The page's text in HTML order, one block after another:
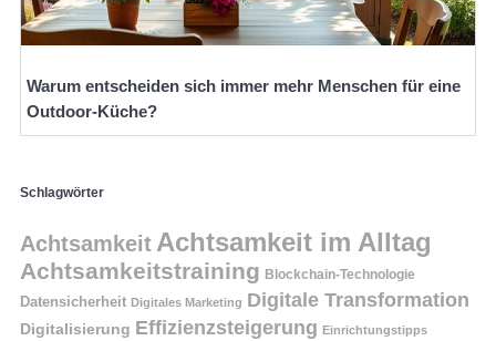
Warum entscheiden sich immer mehr Menschen für eine
Outdoor-Küche?
Schlagwörter
Achtsamkeit Achtsamkeit im Alltag
Achtsamkeitstraining Blockchain-Technologie
Datensicherheit Digitales Marketing Digitale Transformation
Digitalisierung Effizienzsteigerung Einrichtungstipps